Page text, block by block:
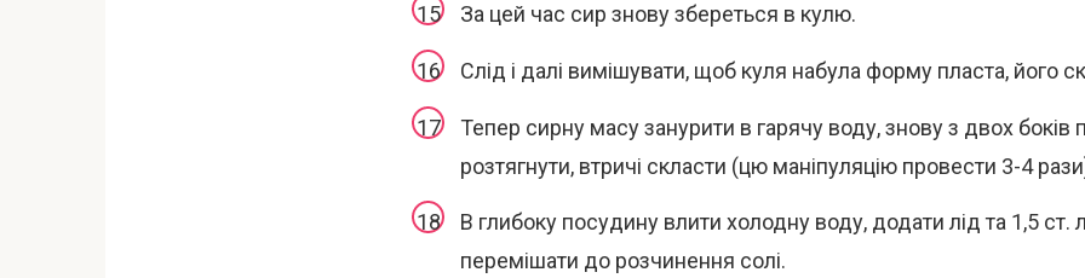
За цей час сир знову збереться в кулю.
Слід і далі вимішувати, щоб куля набула форму пласта, його
Тепер сирну масу занурити в гарячу воду, знову з двох боків
розтягнути, втричі скласти (цю маніпуляцію провести 3-4
В глибоку посудину влити холодну воду, додати лід та 1,5 ст.
перемішати до розчинення солі.